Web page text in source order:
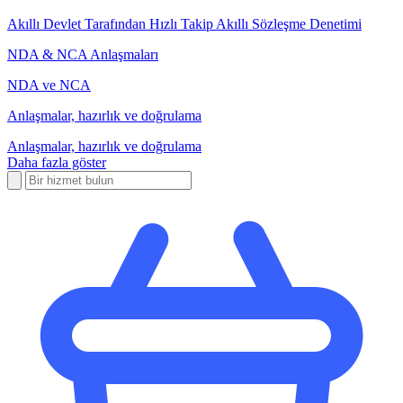
Akıllı Devlet Tarafından Hızlı Takip Akıllı Sözleşme Denetimi
NDA & NCA Anlaşmaları
NDA ve NCA
Anlaşmalar, hazırlık ve doğrulama
Anlaşmalar, hazırlık ve doğrulama
Daha fazla göster